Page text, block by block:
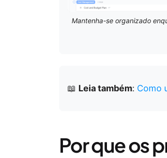
Mantenha-se organizado
📖 Leia também: Como
Por que os